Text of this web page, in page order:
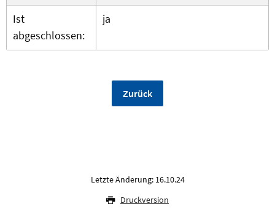
Ist
abgeschlossen:
ja
Zurück
Letzte Änderung: 16.10.24
Druckversion